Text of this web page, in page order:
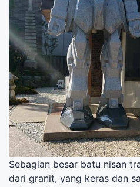
Sebagian besar batu nisan
dari granit, yang keras dan